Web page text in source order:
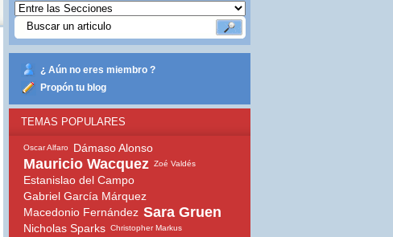
¿ Aún no eres miembro ?
Propón tu blog
TEMAS POPULARES
Oscar Alfaro Dámaso Alonso
Mauricio Wacquez Zoé Valdés
Estanislao del Campo
Gabriel García Márquez
Macedonio Fernández Sara Gruen
Nicholas Sparks Christopher Markus